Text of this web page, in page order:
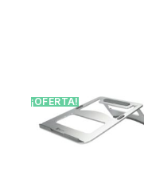
¡OFERTA!